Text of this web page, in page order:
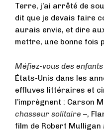
Terre, j’ai arrêté de
dit que je devais faire
aurais envie, et dire
mettre, une bonne fois
Méfiez-vous des
États-Unis dans les
effluves littéraires et
l’imprègnent : Carson
chasseur solitaire –,
film de Robert Mulligan